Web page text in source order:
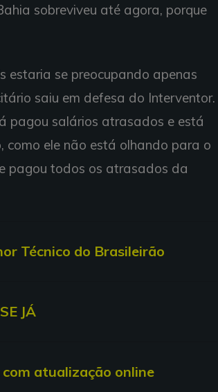
sobreviveu até agora, porque
estaria se preocupando apenas
saiu em defesa do Interventor.
pagou salários atrasados e está
ele não está olhando para o
pagou todos os atrasados da
Técnico do Brasileirão
JÁ
atualização online